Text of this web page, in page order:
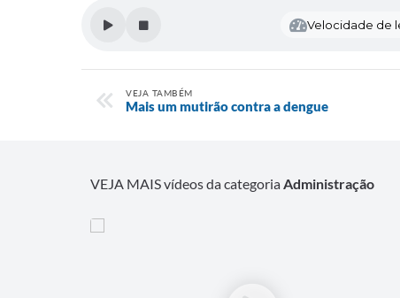
Velocidade de
VEJA TAMBÉM
Mais um mutirão contra a dengue
VEJA MAIS vídeos da categoriaAdministração